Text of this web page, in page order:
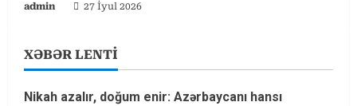
admin 27 İyul 2026
XƏBƏR LENTİ
Nikah azalır, doğum enir: Azərbaycanı hansı